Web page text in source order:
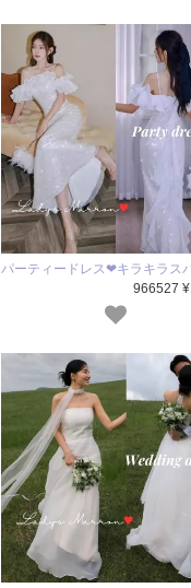
パーティードレス❤キラキラス
966527